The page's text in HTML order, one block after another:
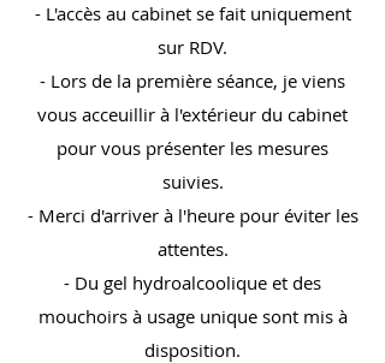
- L'accès au cabinet se fait uniquement
sur RDV.
- Lors de la première séance, je viens
vous acceuillir à l'extérieur du cabinet
pour vous présenter les mesures
suivies.
- Merci d'arriver à l'heure pour éviter les
attentes.
- Du gel hydroalcoolique et des
mouchoirs à usage unique sont mis à
disposition.